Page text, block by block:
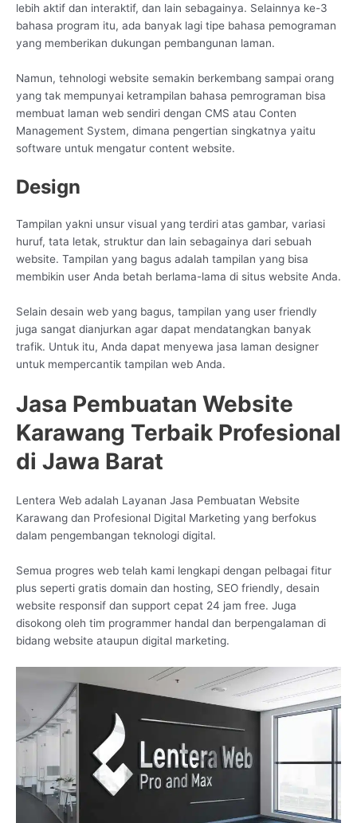
lebih aktif dan interaktif, dan lain sebagainya. Selainnya ke-3
bahasa program itu, ada banyak lagi tipe bahasa pemograman
yang memberikan dukungan pembangunan laman.
Namun, tehnologi website semakin berkembang sampai orang
yang tak mempunyai ketrampilan bahasa pemrograman bisa
membuat laman web sendiri dengan CMS atau Conten
Management System, dimana pengertian singkatnya yaitu
software untuk mengatur content website.
Design
Tampilan yakni unsur visual yang terdiri atas gambar, variasi
huruf, tata letak, struktur dan lain sebagainya dari sebuah
website. Tampilan yang bagus adalah tampilan yang bisa
membikin user Anda betah berlama-lama di situs website Anda.
Selain desain web yang bagus, tampilan yang user friendly
juga sangat dianjurkan agar dapat mendatangkan banyak
trafik. Untuk itu, Anda dapat menyewa jasa laman designer
untuk mempercantik tampilan web Anda.
Jasa Pembuatan Website
Karawang Terbaik Profesional
di Jawa Barat
Lentera Web adalah Layanan Jasa Pembuatan Website
Karawang dan Profesional Digital Marketing yang berfokus
dalam pengembangan teknologi digital.
Semua progres web telah kami lengkapi dengan pelbagai fitur
plus seperti gratis domain dan hosting, SEO friendly, desain
website responsif dan support cepat 24 jam free. Juga
disokong oleh tim programmer handal dan berpengalaman di
bidang website ataupun digital marketing.